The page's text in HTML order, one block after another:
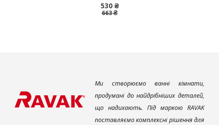
530 ₴
663 ₴
Ми створюємо ванні кімнати,
продумані до найдрібніших деталей,
що надихають. Під маркою RAVAK
поставляємо комплексні рішення для